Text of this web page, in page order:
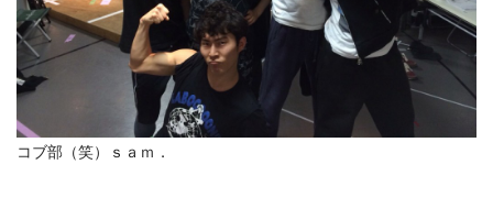
コブ部（笑）ｓａｍ．